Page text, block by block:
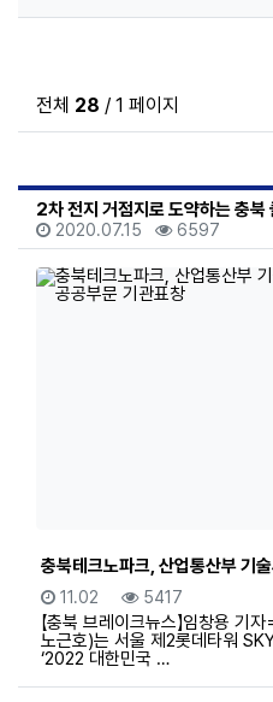
전체 28 / 1 페이지
2차 전지 거점지로 도약하는 충북
등록일
2020.07.15 조회
6597
충북테크노파크, 산업통산부 기
등록일
11.02 조회
5417
【충북 브레이크뉴스】임창용 기
노근호)는 서울 제2롯데타워
‘2022 대한민국 …